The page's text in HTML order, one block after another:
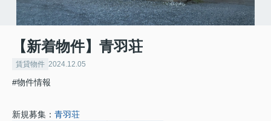
【新着物件】青羽荘
賃貸物件 2024.12.05
#物件情報
新規募集： 青羽荘